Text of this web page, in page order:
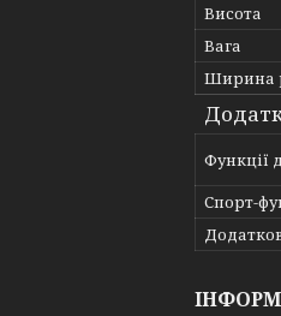
Висота
Вага
Ширина
Функції
Спорт-